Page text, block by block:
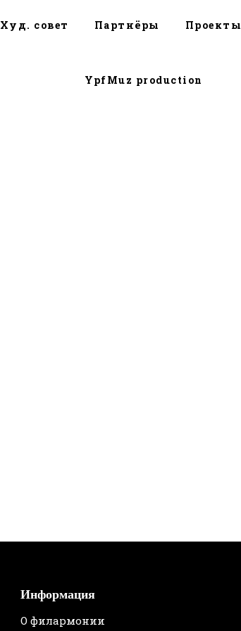
Худ. совет Партнёры Проекты
YpfMuz production
Информация
О филармонии